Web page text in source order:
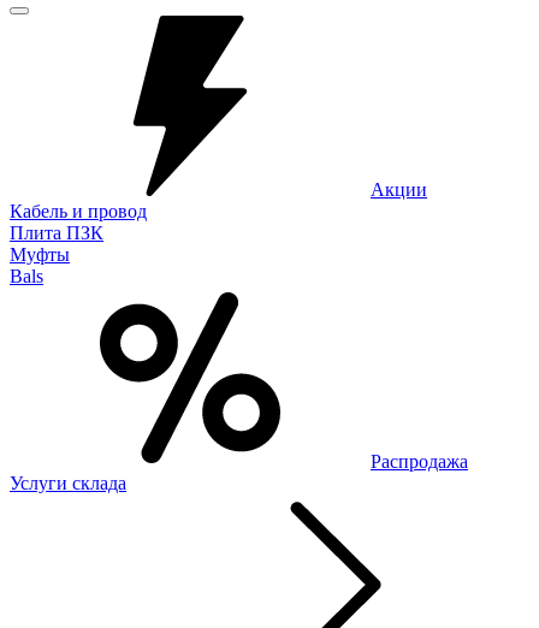
Акции
Кабель и провод
Плита ПЗК
Муфты
Bals
Распродажа
Услуги склада